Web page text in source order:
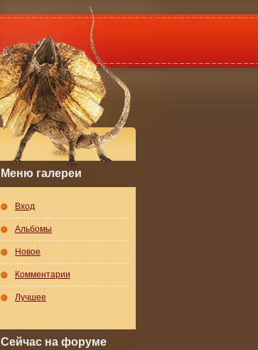
Меню галереи
Вход
Альбомы
Новое
Комментарии
Лучшее
Сейчас на форуме